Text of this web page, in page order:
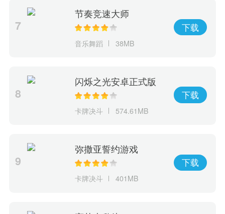
7
节奏竞速大师
音乐舞蹈 38MB
下载
8
闪烁之光安卓正式版
卡牌决斗 574.61MB
下载
9
弥撒亚誓约游戏
卡牌决斗 401MB
下载